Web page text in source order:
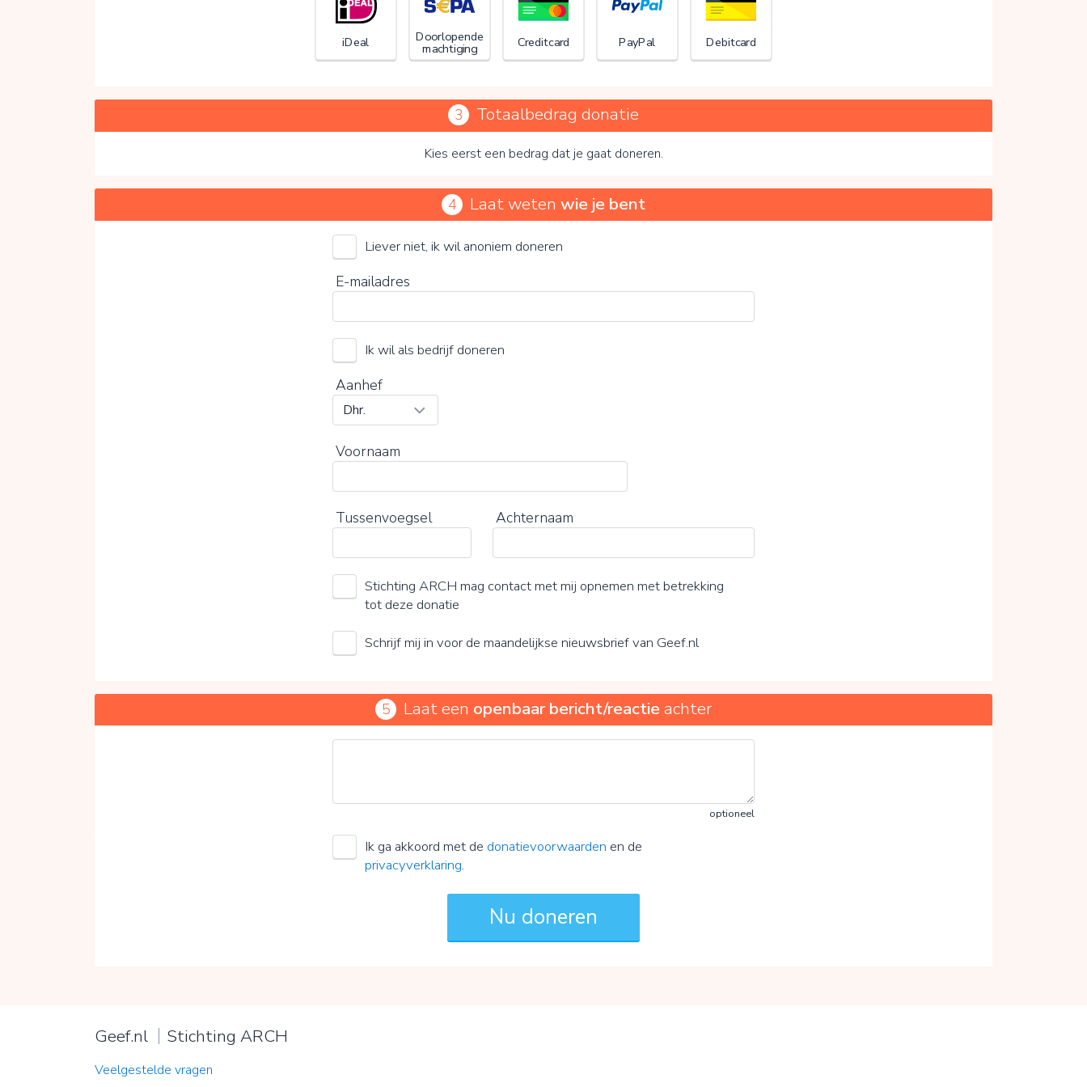
iDeal Doorlopende
machtiging Creditcard PayPal Debitcard
3 Totaalbedrag donatie
Kies eerst een bedrag dat je gaat doneren.
4 Laat weten wie je bent
Liever niet, ik wil anoniem doneren
E-mailadres
Ik wil als bedrijf doneren
Aanhef
Voornaam
Tussenvoegsel Achternaam
Stichting ARCH mag contact met mij opnemen met betrekking
tot deze donatie
Schrijf mij in voor de maandelijkse nieuwsbrief van Geef.nl
5 Laat een openbaar bericht/reactie achter
optioneel
Ik ga akkoord met de donatievoorwaarden en de
privacyverklaring.
Geef.nl Stichting ARCH
Veelgestelde vragen